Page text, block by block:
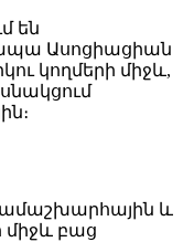
են
Ասոցիացիան
կողմերի միջև,
և
միջև բաց